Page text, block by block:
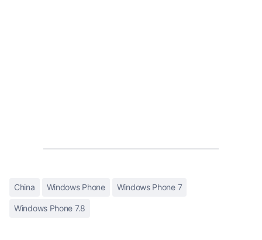
China Windows Phone Windows Phone 7
Windows Phone 7.8